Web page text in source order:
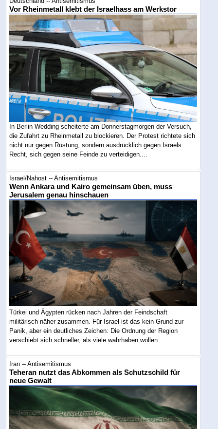
Vor Rheinmetall klebt der Israelhass am Werkstor
In Berlin-Wedding scheiterte am Donnerstagmorgen der Versuch,
die Zufahrt zu Rheinmetall zu blockieren. Der Protest richtete sich
nicht nur gegen Rüstung, sondern ausdrücklich gegen Israels
Recht, sich gegen seine Feinde zu verteidigen....
Israel/Nahost -- Antisemitismus
Wenn Ankara und Kairo gemeinsam üben, muss
Jerusalem genau hinschauen
Türkei und Ägypten rücken nach Jahren der Feindschaft
militärisch näher zusammen. Für Israel ist das kein Grund zur
Panik, aber ein deutliches Zeichen: Die Ordnung der Region
verschiebt sich schneller, als viele wahrhaben wollen....
Iran -- Antisemitismus
Teheran nutzt das Abkommen als Schutzschild für
neue Gewalt